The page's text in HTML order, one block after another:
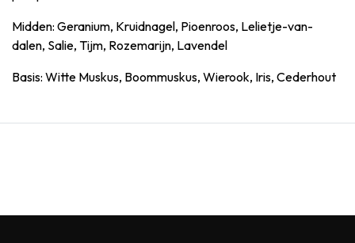
Midden: Geranium, Kruidnagel, Pioenroos, Lelietje-van-
dalen, Salie, Tijm, Rozemarijn, Lavendel
Basis: Witte Muskus, Boommuskus, Wierook, Iris, Cederhout